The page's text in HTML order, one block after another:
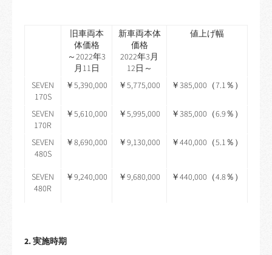
旧車両本
体価格
～2022年3
月11日
新車両本体
価格
2022年3月
12日～
値上げ幅
SEVEN
170S
￥5,390,000 ￥5,775,000 ￥385,000（7.1％）
SEVEN
170R
￥5,610,000 ￥5,995,000 ￥385,000（6.9％）
SEVEN
480S
￥8,690,000 ￥9,130,000 ￥440,000（5.1％）
SEVEN
480R
￥9,240,000 ￥9,680,000 ￥440,000（4.8％）
2. 実施時期